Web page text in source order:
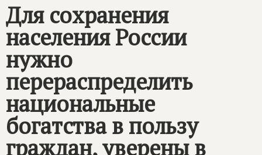
Для сохранения
населения России
нужно
перераспределить
национальные
богатства в пользу
граждан, уверены в